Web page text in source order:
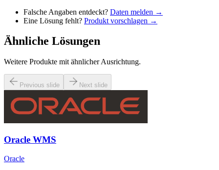
Falsche Angaben entdeckt? Daten melden →
Eine Lösung fehlt? Produkt vorschlagen →
Ähnliche Lösungen
Weitere Produkte mit ähnlicher Ausrichtung.
Previous slide Next slide
Oracle WMS
Oracle